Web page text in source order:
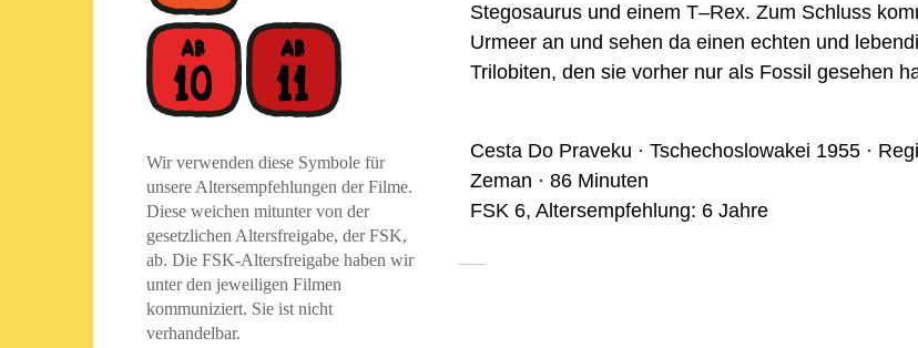
Stegosaurus und einem T–Rex. Zum Schluss
Urmeer an und sehen da einen echten und
Trilobiten, den sie vorher nur als Fossil gesehen
Cesta Do Praveku · Tschechoslowakei 1955 ·
Zeman · 86 Minuten
FSK 6, Altersempfehlung: 6 Jahre
Wir verwenden diese Symbole für
unsere Altersempfehlungen der Filme.
Diese weichen mitunter von der
gesetzlichen Altersfreigabe, der FSK,
ab. Die FSK-Altersfreigabe haben wir
unter den jeweiligen Filmen
kommuniziert. Sie ist nicht
verhandelbar.